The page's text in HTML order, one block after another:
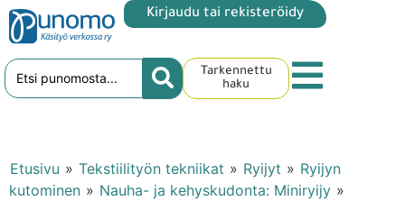
Kirjaudu tai rekisteröidy
Tarkennettu
haku
Etusivu » Tekstiilityön tekniikat » Ryijyt » Ryijyn
kutominen » Nauha- ja kehyskudonta: Miniryijy »